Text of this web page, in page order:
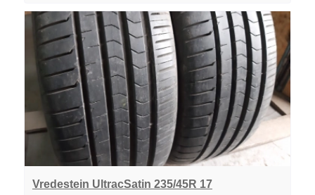
Vredestein UltracSatin 235/45R 17